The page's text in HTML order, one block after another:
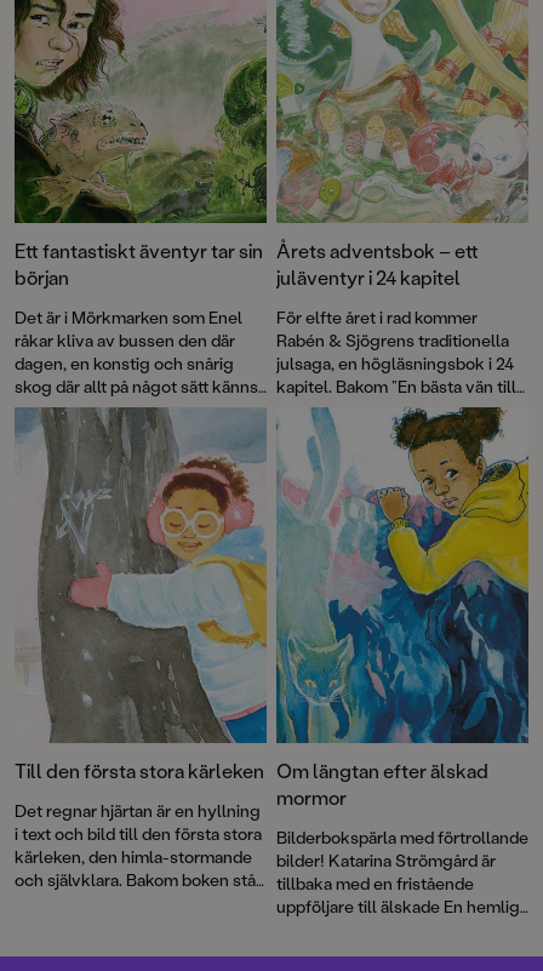
Ett fantastiskt äventyr tar sin
början
Det är i Mörkmarken som Enel
råkar kliva av bussen den där
dagen, en konstig och snårig
skog där allt på något sätt känns
lite fel. Där finns taggiga buskar
som verkar röra sig, underliga
fåglar och en sexbent katt. Och
så paddvätten – den slemmiga,
morrande varelsen som Enel
måste rädda.
Paddvättens skogär
första delen i Mörkmarken, en
antagligen helt sann berättelse
av den prisbelönta duon Ylva
Karlsson och Katarina
Strömgård.
Årets adventsbok – ett
juläventyr i 24 kapitel
För elfte året i rad kommer
Rabén & Sjögrens traditionella
julsaga, en högläsningsbok i 24
kapitel. Bakom ”En bästa vän till
jul” står författaren Ylva Karlsson
och illustratören Katarina
Strömgård – två
Augustprisvinnare i ett magiskt
fint samarbete. Resultatet är en
saga om sönderälskade
julgransprydnader.
Till den första stora kärleken
Det regnar hjärtan är en hyllning
i text och bild till den första stora
kärleken, den himla-stormande
och självklara. Bakom boken står
Om längtan efter älskad
mormor
Bilderbokspärla med förtrollande
bilder! Katarina Strömgård är
tillbaka med en fristående
uppföljare till älskade En hemlig
om att inte få hälsa på sin sjuka